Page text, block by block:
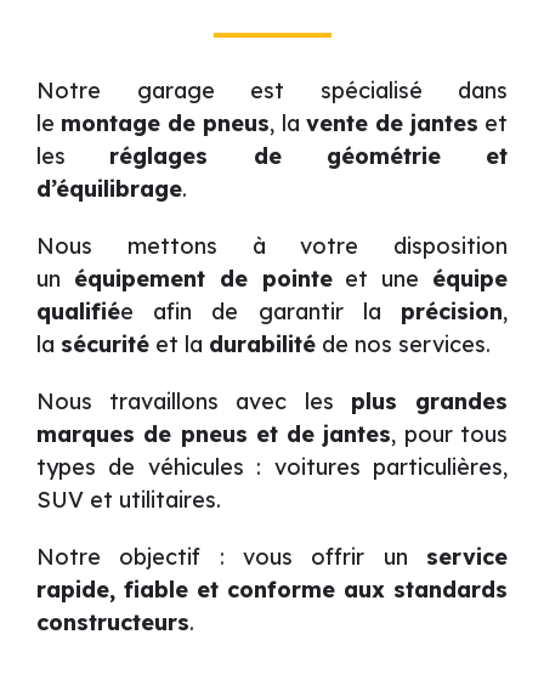
Notre garage est spécialisé dans
le montage de pneus, la vente de jantes et
les réglages de géométrie et
d’équilibrage.
Nous mettons à votre disposition
un équipement de pointeet une équipe
qualifiée afin de garantir la précision,
la sécurité et la durabilité de nos services.
Nous travaillons avec les plus grandes
marques de pneus et de jantes, pour tous
types de véhicules : voitures particulières,
SUV et utilitaires.
Notre objectif : vous offrir un service
rapide, fiable et conforme aux standards
constructeurs.